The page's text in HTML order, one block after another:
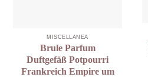
MISCELLANEA
Brule Parfum
Duftgefäß Potpourri
Frankreich Empire um